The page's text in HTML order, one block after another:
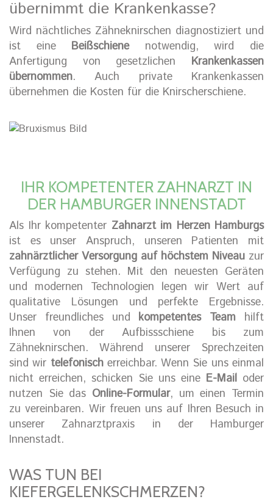
übernimmt die Krankenkasse?
Wird nächtliches Zähneknirschen diagnostiziert und
ist eine Beißschienenotwendig, wird die
Anfertigung von gesetzlichen Krankenkassen
übernommen. Auch private Krankenkassen
übernehmen die Kosten für die Knirscherschiene.
IHR KOMPETENTER ZAHNARZT IN
DER HAMBURGER INNENSTADT
Als Ihr kompetenter Zahnarzt im Herzen Hamburgs
ist es unser Anspruch, unseren Patienten mit
zahnärztlicher Versorgung auf höchstem Niveau zur
Verfügung zu stehen. Mit den neuesten Geräten
und modernen Technologien legen wir Wert auf
qualitative Lösungen und perfekte Ergebnisse.
Unser freundliches und kompetentes Team hilft
Ihnen von der Aufbissschiene bis zum
Zähneknirschen. Während unserer Sprechzeiten
sind wir telefonischerreichbar. Wenn Sie uns einmal
nicht erreichen, schicken Sie uns eine E-Mail oder
nutzen Sie das Online-Formular, um einen Termin
zu vereinbaren. Wir freuen uns auf Ihren Besuch in
unserer Zahnarztpraxis in der Hamburger
Innenstadt.
WAS TUN BEI
KIEFERGELENKSCHMERZEN?